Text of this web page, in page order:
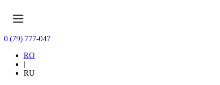
0 (79) 777-047
RO
|
RU